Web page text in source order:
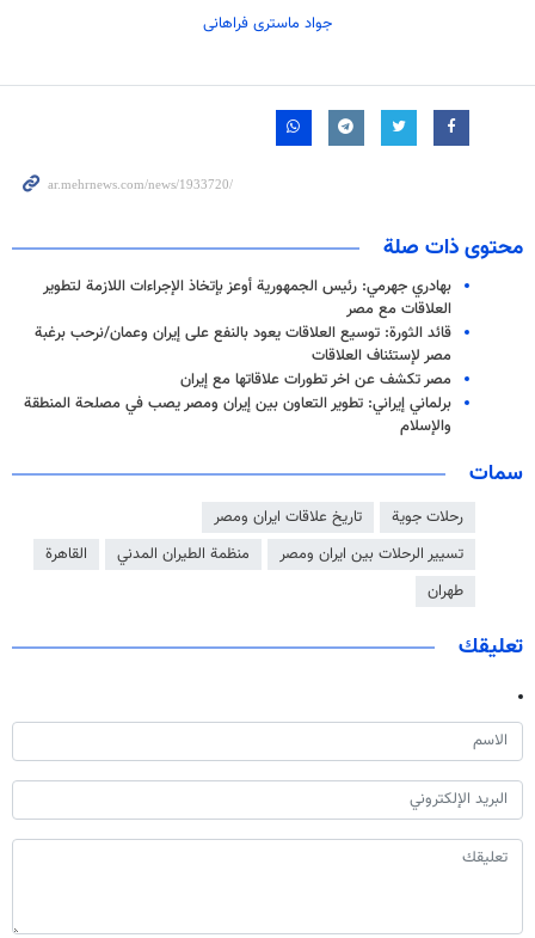
جواد ماستری فراهانی
محتوى ذات صلة
بهادري جهرمي: رئيس الجمهورية أوعز بإتخاذ الإجراءات اللازمة لتطوير
العلاقات مع مصر
قائد الثورة: توسيع العلاقات يعود بالنفع على إيران وعمان/نرحب برغبة
مصر لإستئناف العلاقات
مصر تكشف عن اخر تطورات علاقاتها مع إيران
برلماني إيراني: تطوير التعاون بين إيران ومصر يصب في مصلحة المنطقة
والإسلام
سمات
رحلات جوية
تاريخ علاقات ايران ومصر
تسيير الرحلات بين ايران ومصر
منظمة الطيران المدني
القاهرة
طهران
تعليقك